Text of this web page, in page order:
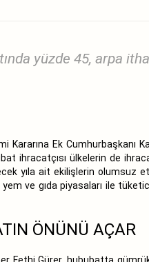
yüzde 45, arpa
Kararına Ek Cumhurbaşkanı
ihracatçısı ülkelerin de
yıla ait ekilişlerin olumsuz
ve gıda piyasaları ile
ÖNÜNÜ AÇAR
Fethi Gürer, hububatta gümrük